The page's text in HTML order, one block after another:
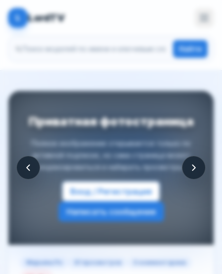
L LordTV
Найти
Приватная фотостраница
Полное изображение открывается только по
активной подписке, но сама страница может
индексироваться и набирать просмотры.
Вход / Регистрация
Написать сообщение
Марьяна Ро 61 просмотров 0 комментариев